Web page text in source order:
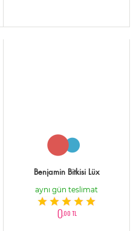
Benjamin Bitkisi Lüx
aynı gün teslimat
0,00 TL